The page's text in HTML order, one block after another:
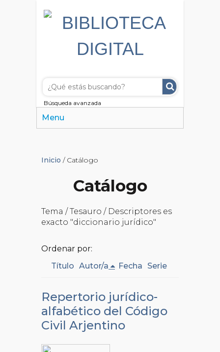
Búsqueda avanzada
Menu
Inicio / Catálogo
Catálogo
Tema / Tesauro / Descriptores es
exacto "diccionario jurídico"
Ordenar por:
Título Autor/a Fecha Serie
Repertorio jurídico-
alfabético del Código
Civil Arjentino